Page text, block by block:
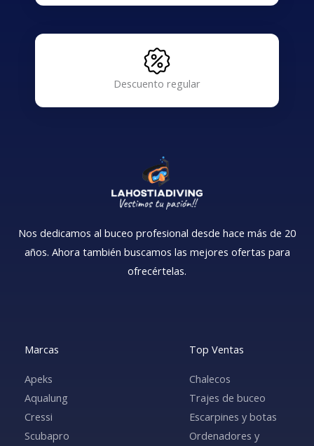
Descuento regular
Nos dedicamos al buceo profesional desde hace más de 20
años. Ahora también buscamos las mejores ofertas para
ofrecértelas.
Marcas
Apeks
Aqualung
Cressi
Scubapro
Top Ventas
Chalecos
Trajes de buceo
Escarpines y botas
Ordenadores y